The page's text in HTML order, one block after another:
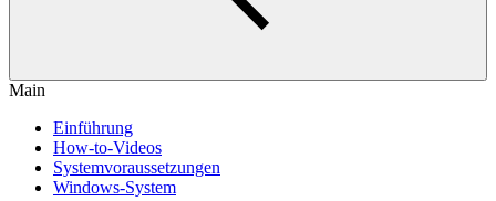
Main
Einführung
How-to-Videos
Systemvoraussetzungen
Windows-System